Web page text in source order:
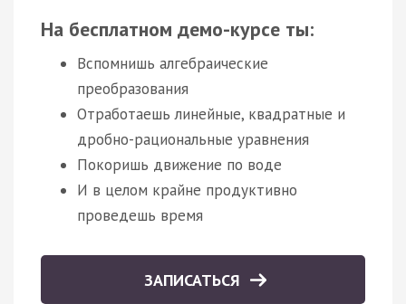
На бесплатном демо-курсе ты:
Вспомнишь алгебраические
преобразования
Отработаешь линейные, квадратные и
дробно-рациональные уравнения
Покоришь движение по воде
И в целом крайне продуктивно
проведешь время
ЗАПИСАТЬСЯ